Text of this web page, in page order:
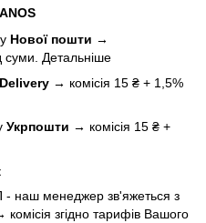
Нової пошти →
суми. Детальніше
→ комісія 15 ₴ + 1,5%
Укрпошти → комісія 15 ₴ +
наш менеджер зв'яжеться з
комісія згідно тарифів Вашого